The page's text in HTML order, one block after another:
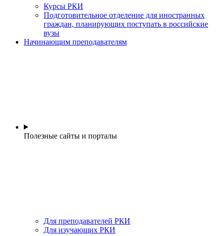
Курсы РКИ
Подготовительное отделение для иностранных
граждан, планирующих поступать в российские
вузы
Начинающим преподавателям
Полезные сайты и порталы
Для преподавателей РКИ
Для изучающих РКИ